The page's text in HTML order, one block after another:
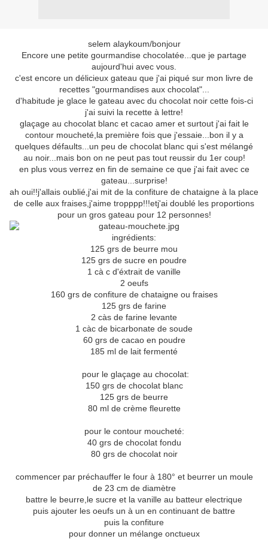
selem alaykoum/bonjour
Encore une petite gourmandise chocolatée...que je partage
aujourd'hui avec vous.
c'est encore un délicieux gateau que j'ai piqué sur mon livre de
recettes "gourmandises aux chocolat"...
d'habitude je glace le gateau avec du chocolat noir cette fois-ci
j'ai suivi la recette à lettre!
glaçage au chocolat blanc et cacao amer et surtout j'ai fait le
contour moucheté,la première fois que j'essaie...bon il y a
quelques défaults...un peu de chocolat blanc qui s'est mélangé
au noir...mais bon on ne peut pas tout reussir du 1er coup!
en plus vous verrez en fin de semaine ce que j'ai fait avec ce
gateau...surprise!
ah oui!!j'allais oublié,j'ai mit de la confiture de chataigne à la place
de celle aux fraises,j'aime tropppp!!!etj'ai doublé les proportions
pour un gros gateau pour 12 personnes!
ingrédients:
125 grs de beurre mou
125 grs de sucre en poudre
1 cà c d'éxtrait de vanille
2 oeufs
160 grs de confiture de chataigne ou fraises
125 grs de farine
2 càs de farine levante
1 càc de bicarbonate de soude
60 grs de cacao en poudre
185 ml de lait fermenté
pour le glaçage au chocolat:
150 grs de chocolat blanc
125 grs de beurre
80 ml de crème fleurette
pour le contour moucheté:
40 grs de chocolat fondu
80 grs de chocolat noir
commencer par préchauffer le four à 180° et beurrer un moule
de 23 cm de diamètre
battre le beurre,le sucre et la vanille au batteur electrique
puis ajouter les oeufs un à un en continuant de battre
puis la confiture
pour donner un mélange onctueux